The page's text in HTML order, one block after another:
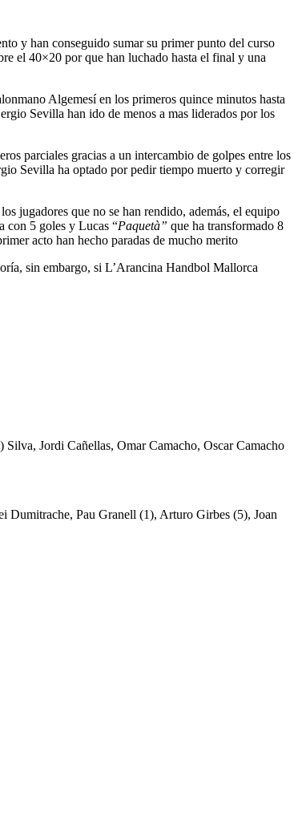
y han conseguido sumar su primer punto del curso
el 40×20 por que han luchado hasta el final y una
Algemesí en los primeros quince minutos hasta
Sevilla han ido de menos a mas liderados por los
parciales gracias a un intercambio de golpes entre los
Sevilla ha optado por pedir tiempo muerto y corregir
jugadores que no se han rendido, además, el equipo
con 5 goles y Lucas “Paquetà” que ha transformado 8
acto han hecho paradas de mucho merito
sin embargo, si L’Arancina Handbol Mallorca
Jordi Cañellas, Omar Camacho, Oscar Camacho
Dumitrache, Pau Granell (1), Arturo Girbes (5), Joan